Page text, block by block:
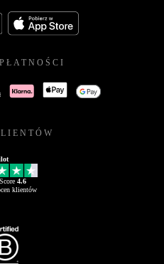
4.6
klientów